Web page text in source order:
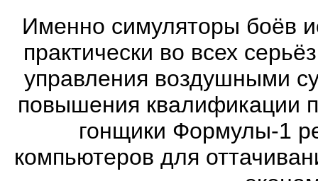
Именно симуляторы боёв
практически во всех
управления воздушными
повышения квалификации
гонщики Формулы-1
компьютеров для